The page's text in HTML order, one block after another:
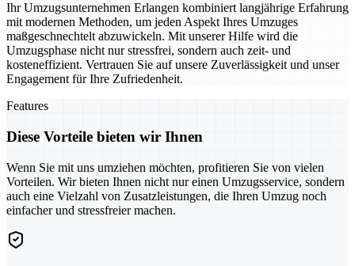
Ihr Umzugsunternehmen Erlangen kombiniert langjährige Erfahrung
mit modernen Methoden, um jeden Aspekt Ihres Umzuges
maßgeschnechtelt abzuwickeln. Mit unserer Hilfe wird die
Umzugsphase nicht nur stressfrei, sondern auch zeit- und
kosteneffizient. Vertrauen Sie auf unsere Zuverlässigkeit und unser
Engagement für Ihre Zufriedenheit.
Features
Diese Vorteile bieten wir Ihnen
Wenn Sie mit uns umziehen möchten, profitieren Sie von vielen
Vorteilen. Wir bieten Ihnen nicht nur einen Umzugsservice, sondern
auch eine Vielzahl von Zusatzleistungen, die Ihren Umzug noch
einfacher und stressfreier machen.